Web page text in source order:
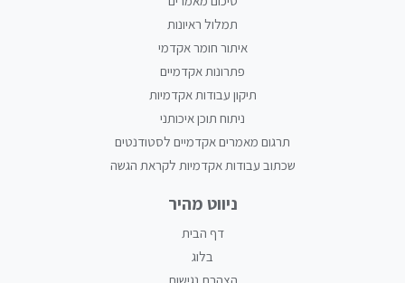
תמלול ראיונות
איתור חומר אקדמי
פתרונות אקדמיים
תיקון עבודות אקדמיות
ניתוח תוכן איכותני
תרגום מאמרים אקדמיים לסטודנטים
שכתוב עבודות אקדמיות לקראת הגשה
ניווט מהיר
דף הבית
בלוג